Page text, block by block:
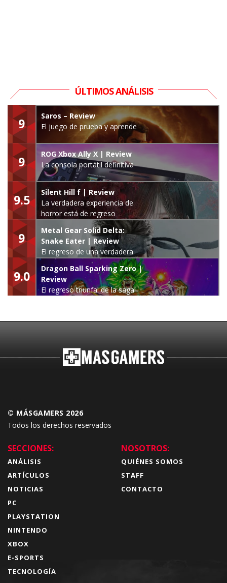
ÚLTIMOS ANÁLISIS
9
Saros – Review
El juego de prueba y aprende
9
ROG Xbox Ally X | Review
La consola portátil definitiva
9.5
Silent Hill f | Review
La verdadera experiencia de
horror está de regreso
9
Metal Gear Solid Delta:
Snake Eater | Review
El regreso de una verdadera
leyenda
9.0
Dragon Ball Sparking Zero |
Review
El regreso triunfal de la saga
© MÁSGAMERS 2026
Todos los derechos reservados
SECCIONES:
ANÁLISIS
ARTÍCULOS
NOTICIAS
PC
PLAYSTATION
NINTENDO
XBOX
E-SPORTS
TECNOLOGÍA
NOSOTROS:
QUIÉNES SOMOS
STAFF
CONTACTO